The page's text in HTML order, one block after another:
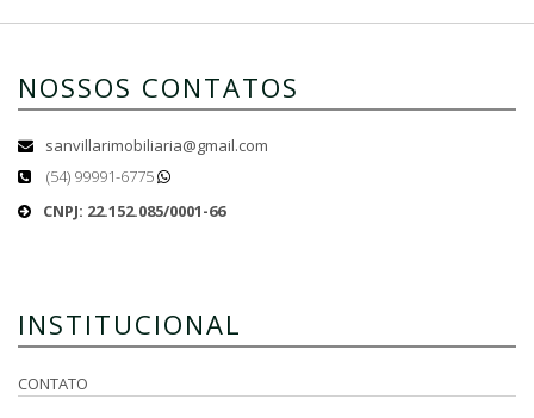
NOSSOS CONTATOS
sanvillarimobiliaria@gmail.com
(54) 99991-6775
CNPJ: 22.152.085/0001-66
INSTITUCIONAL
CONTATO